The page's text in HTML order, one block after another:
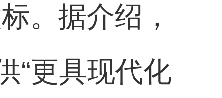
。据介绍，
“更具现代化